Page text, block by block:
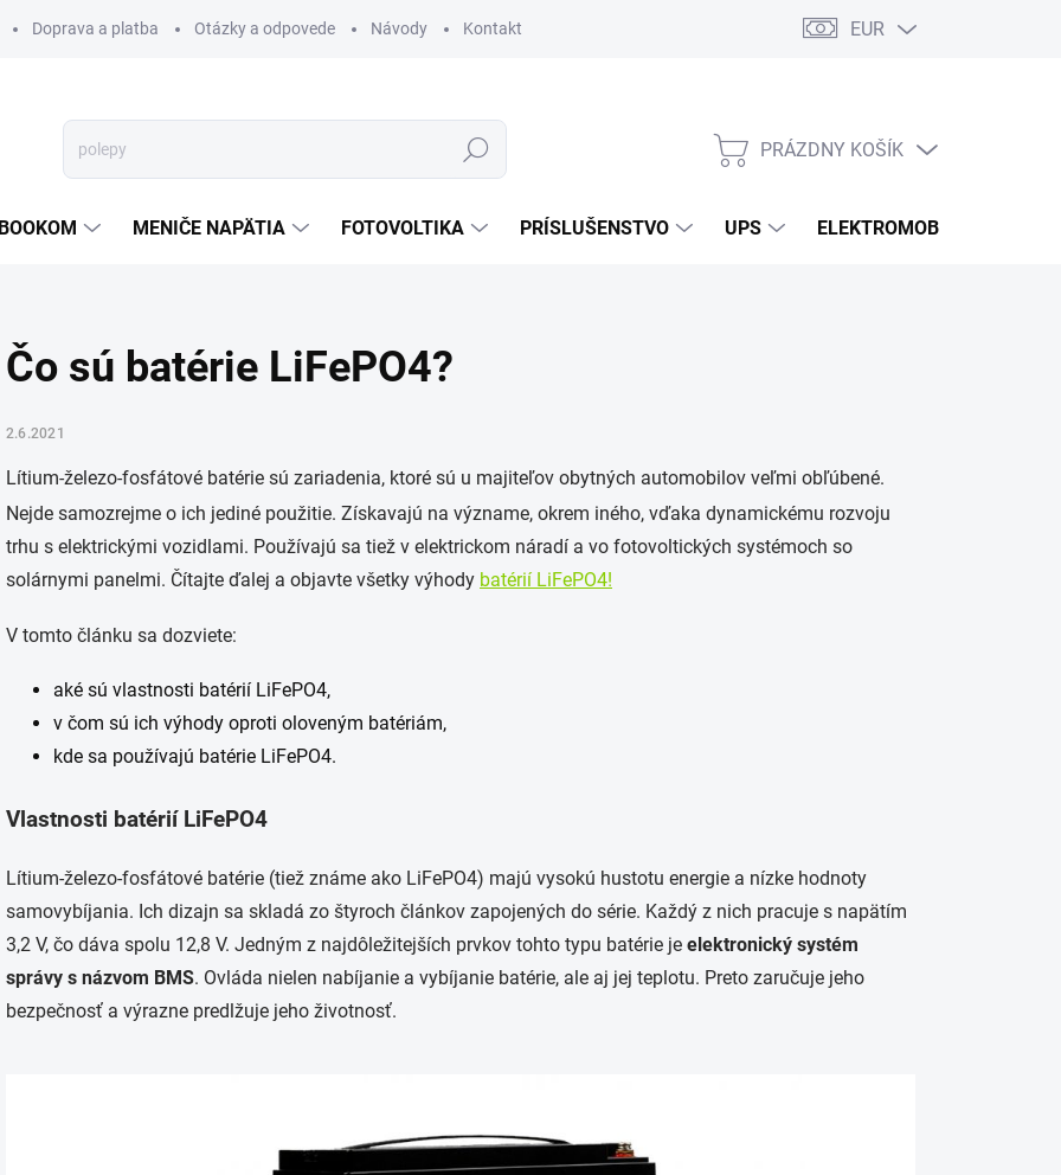
Doprava a platba Otázky a odpovede Návody Kontakt Podmienky ochrany osobných údajov Súbory cookies
EUR
Hľadať
NÁKUPNÝ
PRÁZDNY KOŠÍK
MENIČE NAPÄTIA FOTOVOLTIKA PRÍSLUŠENSTVO UPS ELEKTROMOBILITA
Čo sú batérie LiFePO4?
2.6.2021
Lítium-železo-fosfátové batérie sú zariadenia, ktoré sú u majiteľov obytných automobilov veľmi obľúbené.
Nejde samozrejme o ich jediné použitie. Získavajú na význame, okrem iného, ​​vďaka dynamickému rozvoju
trhu s elektrickými vozidlami. Používajú sa tiež v elektrickom náradí a vo fotovoltických systémoch so
solárnymi panelmi. Čítajte ďalej a objavte všetky výhody batérií LiFePO4!
V tomto článku sa dozviete:
aké sú vlastnosti batérií LiFePO4,
v čom sú ich výhody oproti oloveným batériám,
kde sa používajú batérie LiFePO4.
Vlastnosti batérií LiFePO4
Lítium-železo-fosfátové batérie (tiež známe ako LiFePO4) majú vysokú hustotu energie a nízke hodnoty
samovybíjania. Ich dizajn sa skladá zo štyroch článkov zapojených do série. Každý z nich pracuje s napätím
3,2 V, čo dáva spolu 12,8 V. Jedným z najdôležitejších prvkov tohto typu batérie je elektronický systém
správy s názvom BMS. Ovláda nielen nabíjanie a vybíjanie batérie, ale aj jej teplotu. Preto zaručuje jeho
bezpečnosť a výrazne predlžuje jeho životnosť.